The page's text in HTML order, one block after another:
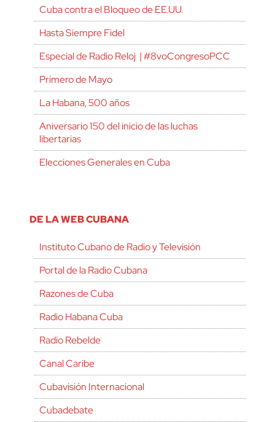
Cuba contra el Bloqueo de EE.UU.
Hasta Siempre Fidel
Especial de Radio Reloj | #8voCongresoPCC
Primero de Mayo
La Habana, 500 años
Aniversario 150 del inicio de las luchas
libertarias
Elecciones Generales en Cuba
DE LA WEB CUBANA
Instituto Cubano de Radio y Televisión
Portal de la Radio Cubana
Razones de Cuba
Radio Habana Cuba
Radio Rebelde
Canal Caribe
Cubavisión Internacional
Cubadebate